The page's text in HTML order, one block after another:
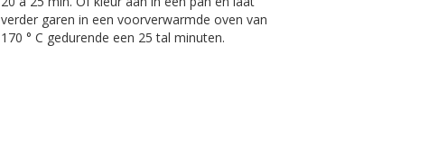
verder garen in een voorverwarmde oven van
170 ° C gedurende een 25 tal minuten.